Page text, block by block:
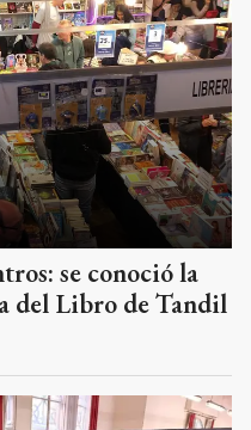
se conoció la
del Libro de Tandil